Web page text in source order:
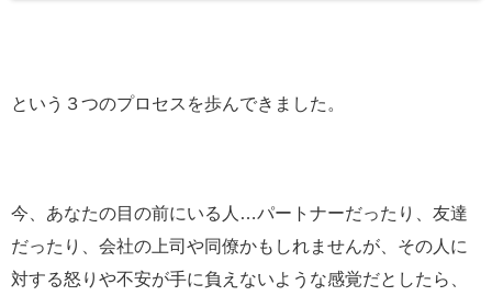
という３つのプロセスを歩んできました。
今、あなたの目の前にいる人…パートナーだったり、友達
だったり、会社の上司や同僚かもしれませんが、その人に
対する怒りや不安が手に負えないような感覚だとしたら、